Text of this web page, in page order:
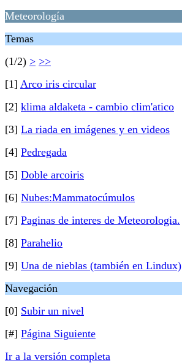
Meteorología
Temas
(1/2) > >>
[1] Arco iris circular
[2] klima aldaketa - cambio clim'atico
[3] La riada en imágenes y en videos
[4] Pedregada
[5] Doble arcoiris
[6] Nubes:Mammatocúmulos
[7] Paginas de interes de Meteorologia.
[8] Parahelio
[9] Una de nieblas (también en Lindux)
Navegación
[0] Subir un nivel
[#] Página Siguiente
Ir a la versión completa